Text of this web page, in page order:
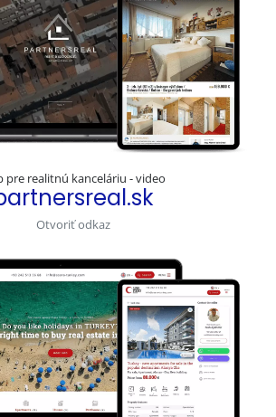
pre realitnú kanceláriu - video
Otvoriť odkaz